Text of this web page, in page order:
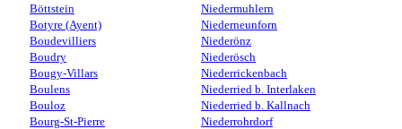
Böttstein
Botyre (Ayent)
Boudevilliers
Boudry
Bougy-Villars
Boulens
Bouloz
Bourg-St-Pierre
Niedermuhlern
Niederneunforn
Niederönz
Niederösch
Niederrickenbach
Niederried b. Interlaken
Niederried b. Kallnach
Niederrohrdorf